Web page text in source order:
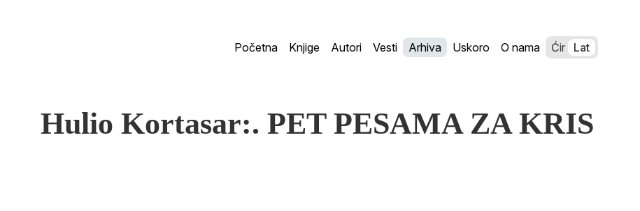
Početna Knjige Autori Vesti Arhiva Uskoro O nama Ćir Lat
Hulio Kortasar:. PET PESAMA ZA KRIS